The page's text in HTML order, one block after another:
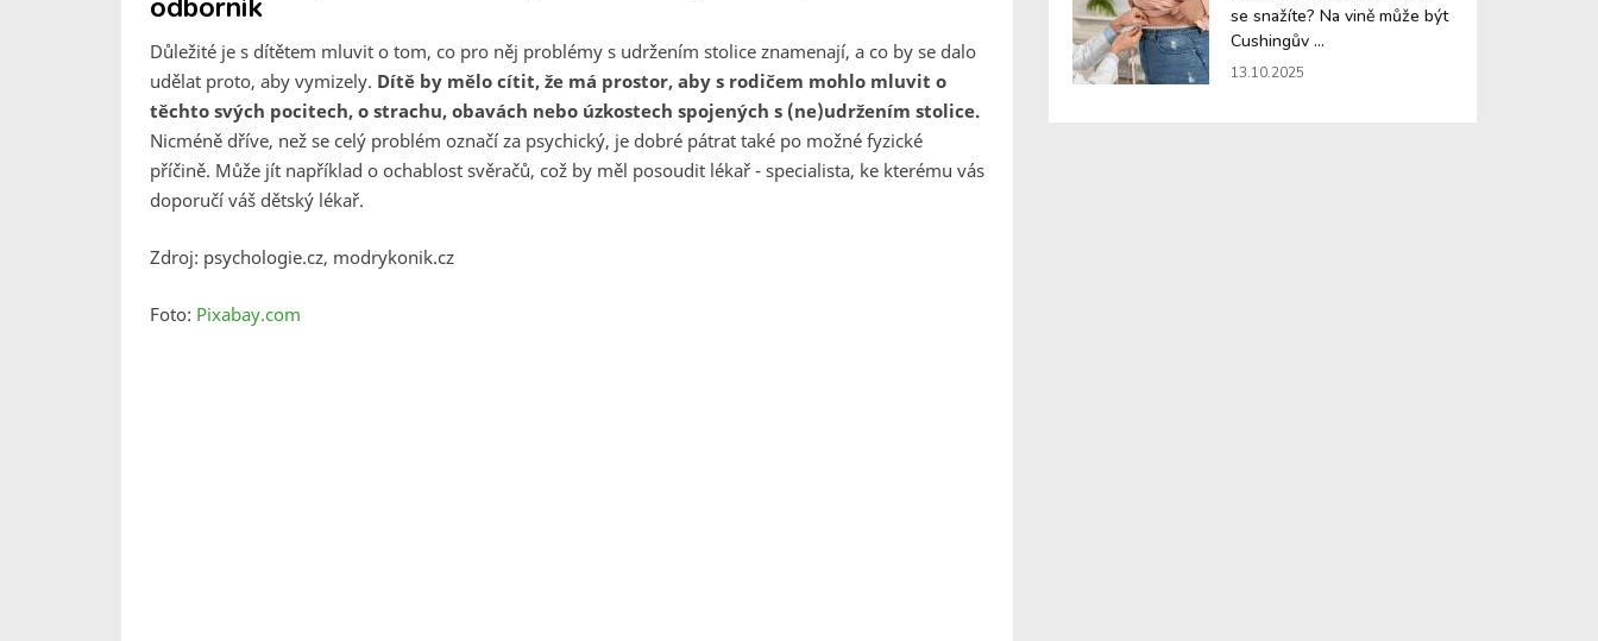
odborník
Důležité je s dítětem mluvit o tom, co pro něj problémy s udržením stolice znamenají, a co by se dalo
udělat proto, aby vymizely. Dítě by mělo cítit, že má prostor, aby s rodičem mohlo mluvit o
těchto svých pocitech, o strachu, obavách nebo úzkostech spojených s (ne)udržením stolice.
Nicméně dříve, než se celý problém označí za psychický, je dobré pátrat také po možné fyzické
příčině. Může jít například o ochablost svěračů, což by měl posoudit lékař - specialista, ke kterému vás
doporučí váš dětský lékař.
Zdroj: psychologie.cz, modrykonik.cz
Foto: Pixabay.com
se snažíte? Na vině může být
Cushingův ...
13.10.2025